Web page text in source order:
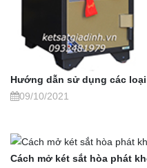
Hướng dẫn sử dụng các
09/10/2021
Cách mở két sắt hòa phát